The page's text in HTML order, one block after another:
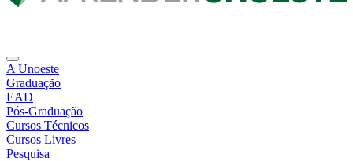
A Unoeste
Graduação
EAD
Pós-Graduação
Cursos Técnicos
Cursos Livres
Pesquisa